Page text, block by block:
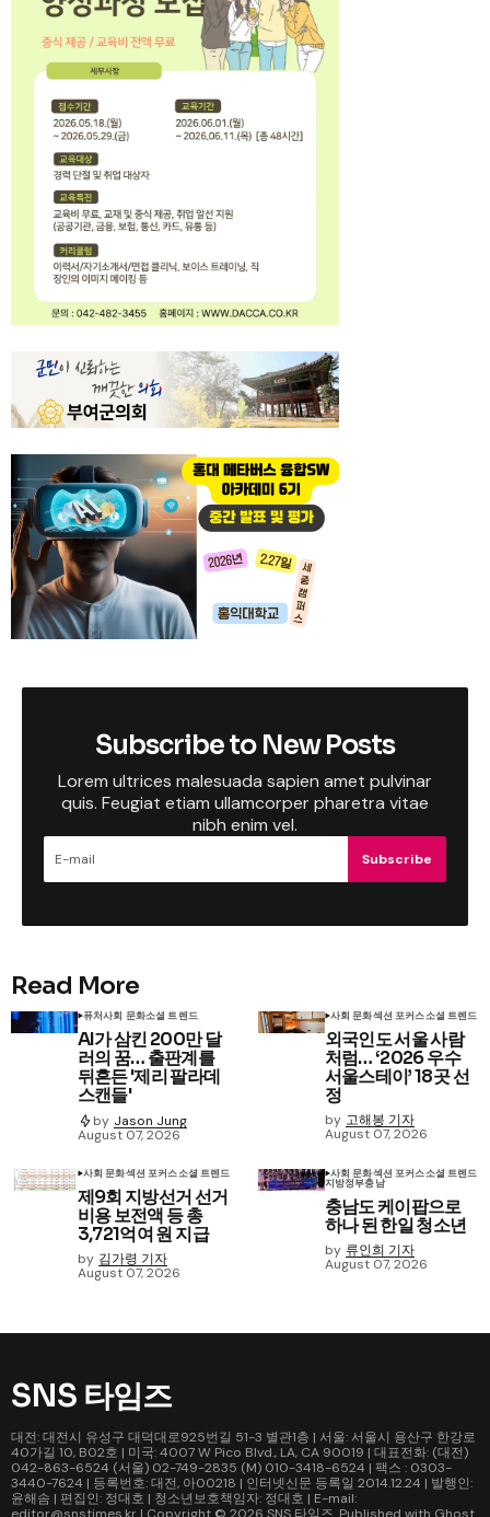
Subscribe to New Posts
Lorem ultrices malesuada sapien amet pulvinar
quis. Feugiat etiam ullamcorper pharetra vitae
nibh enim vel.
Subscribe
Read More
퓨처사회 문화소셜 트렌드
AI가 삼킨 200만 달
러의 꿈… 출판계를
뒤흔든 '제리 팔라데
스캔들'
by Jason Jung
August 07, 2026
사회 문화섹션 포커스소셜 트렌드
외국인도 서울 사람
처럼… ‘2026 우수
서울스테이’ 18곳 선
정
by 고해봉 기자
August 07, 2026
사회 문화섹션 포커스소셜 트렌드
제9회 지방선거 선거
비용 보전액 등 총
3,721억여 원 지급
by 김가령 기자
August 07, 2026
사회 문화섹션 포커스소셜 트렌드
지방정부충남
충남도 케이팝으로
하나 된 한일 청소년
by 류인희 기자
August 07, 2026
SNS 타임즈
대전: 대전시 유성구 대덕대로925번길 51-3 별관1층 | 서울: 서울시 용산구 한강로
40가길 10, B02호 | 미국: 4007 W Pico Blvd., LA, CA 90019 | 대표전화: (대전)
042-863-6524 (서울) 02-749-2835 (M) 010-3418-6524 | 팩스 : 0303-
3440-7624 | 등록번호: 대전, 아00218 | 인터넷신문 등록일 2014.12.24 | 발행인:
윤해솜 | 편집인: 정대호 | 청소년보호책임자: 정대호 | E-mail: